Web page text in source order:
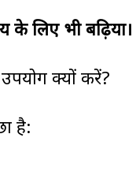
लिए भी बढ़िया।
क्यों करें?
है: